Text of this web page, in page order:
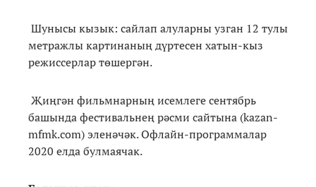
Шунысы кызык: сайлап алуларны узган 12 тулы
метражлы картинаның дүртесен хатын-кыз
режиссерлар төшергән.
Җиңгән фильмнарның исемлеге сентябрь
башында фестивальнең рәсми сайтына (kazan-
mfmk.com) эленәчәк. Офлайн-программалар
2020 елда булмаячак.